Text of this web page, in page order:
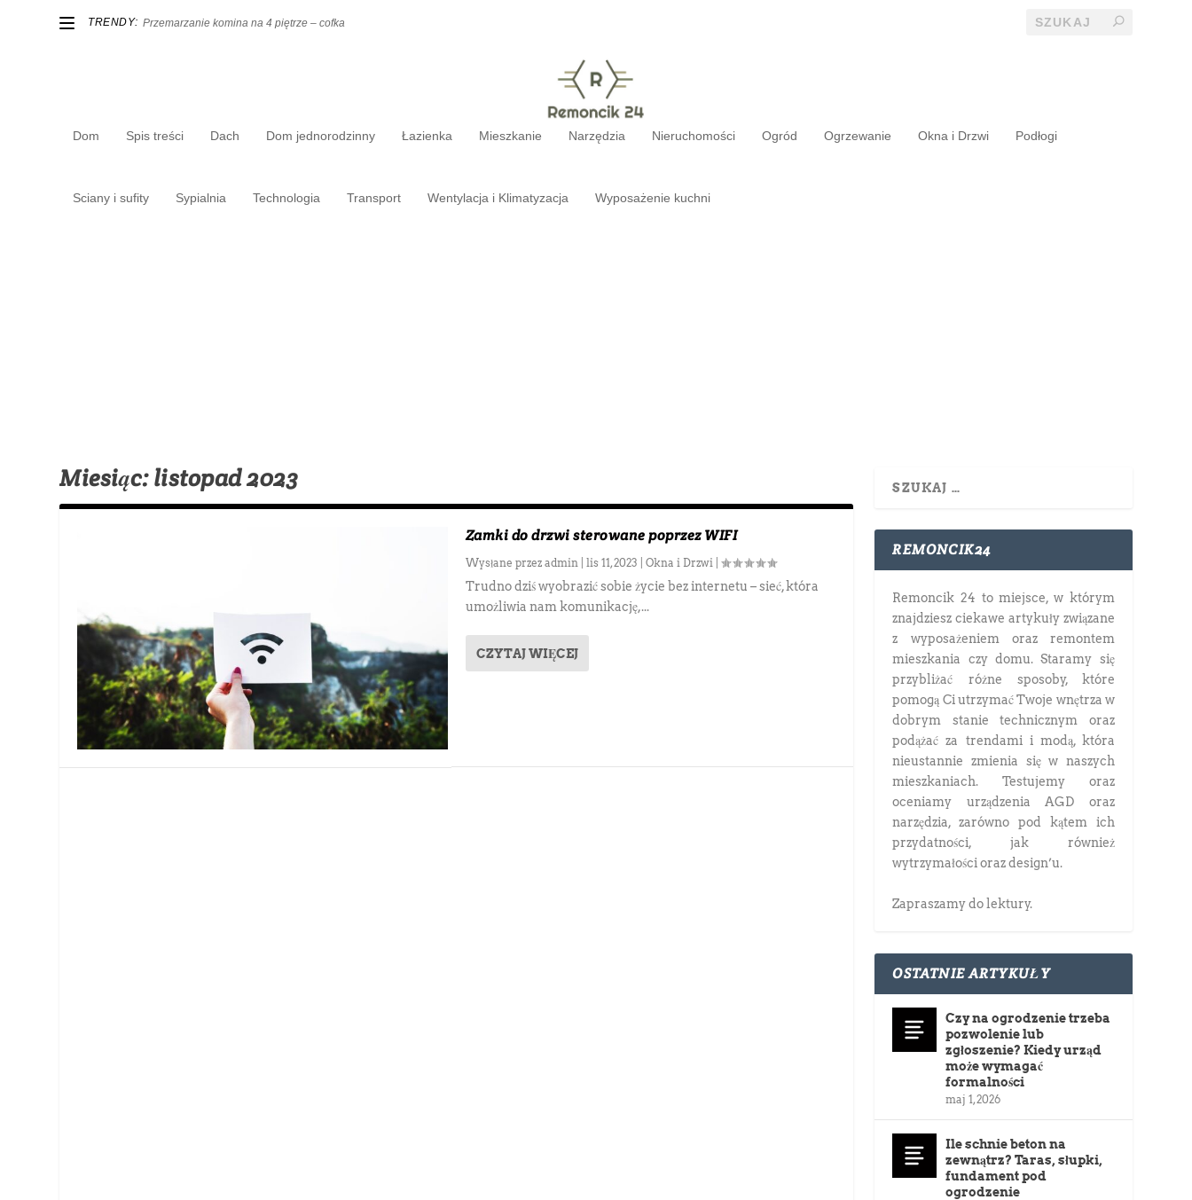
TRENDY: Przemarzanie komina na 4 piętrze – cofka
Dom Spis treści Dach Dom jednorodzinny Łazienka Mieszkanie Narzędzia Nieruchomości Ogród Ogrzewanie Okna i Drzwi Podłogi
Sciany i sufity Sypialnia Technologia Transport Wentylacja i Klimatyzacja Wyposażenie kuchni
Miesiąc:listopad 2023
Zamki do drzwi sterowane poprzez WIFI
Wysłane przez admin| lis 11, 2023 Okna i Drzwi|
Trudno dziś wyobrazić sobie życie bez internetu – sieć, która
umożliwia nam komunikację,...
CZYTAJ WIĘCEJ
REMONCIK24
Remoncik 24 to miejsce, w którym
znajdziesz ciekawe artykuły związane
z wyposażeniem oraz remontem
mieszkania czy domu. Staramy się
przybliżać różne sposoby, które
pomogą Ci utrzymać Twoje wnętrza w
dobrym stanie technicznym oraz
podążać za trendami i modą, która
nieustannie zmienia się w naszych
mieszkaniach. Testujemy oraz
oceniamy urządzenia AGD oraz
narzędzia, zarówno pod kątem ich
przydatności, jak również
wytrzymałości oraz design’u.
Zapraszamy do lektury.
OSTATNIE ARTYKUŁY
Czy na ogrodzenie trzeba
pozwolenie lub
zgłoszenie? Kiedy urząd
może wymagać
formalności
maj 1, 2026
Ile schnie beton na
zewnątrz? Taras, słupki,
fundament pod
ogrodzenie